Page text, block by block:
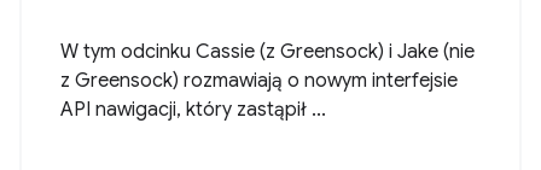
W tym odcinku Cassie (z Greensock) i Jake (nie
z Greensock) rozmawiają o nowym interfejsie
API nawigacji, który zastąpił ...